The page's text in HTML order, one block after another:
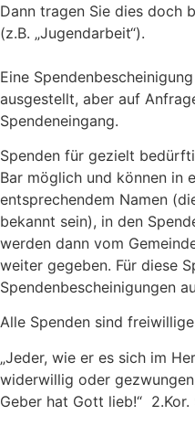
Dann tragen Sie dies doch
(z.B. „Jugendarbeit“).
Eine
ausgestellt, aber auf
Spendeneingang.
Spenden für gezielt
Bar möglich und können in
entsprechendem Namen
bekannt sein), in den
werden dann vom
weiter gegeben. Für diese
Spendenbescheinigungen
Alle Spenden sind
„Jeder, wie er es sich im
widerwillig oder
Geber hat Gott lieb!“ 2.Kor.